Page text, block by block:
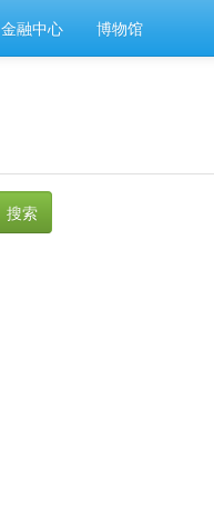
金融中心 博物馆
搜索